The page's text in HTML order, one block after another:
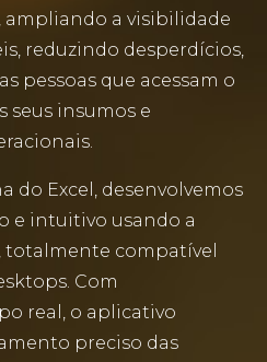
a visibilidade
reduzindo desperdícios,
pessoas que acessam o
seus insumos e
do Excel, desenvolvemos
e intuitivo usando a
totalmente compatível
Com
real, o aplicativo
preciso das